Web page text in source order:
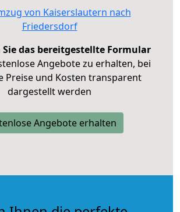
von Kaiserslautern nach
Friedersdorf
das bereitgestellte Formular
Angebote zu erhalten, bei
Preise und Kosten transparent
dargestellt werden
Angebote erhalten